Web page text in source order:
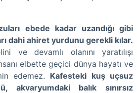
ebede kadar uzandığı gibi
dahi ahiret yurdunu gerekli kılar.
ve devamlı olanını yaratılışı
elbette geçici dünya hayatı ve
edemez. Kafesteki kuş uçsuz
akvaryumdaki balık sınırsız